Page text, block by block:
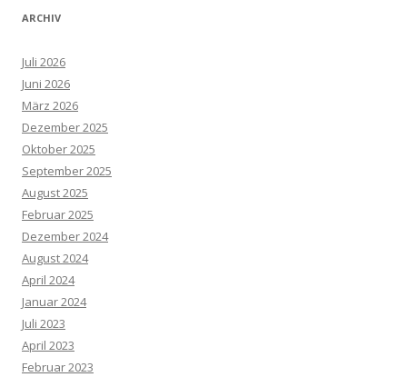
ARCHIV
Juli 2026
Juni 2026
März 2026
Dezember 2025
Oktober 2025
September 2025
August 2025
Februar 2025
Dezember 2024
August 2024
April 2024
Januar 2024
Juli 2023
April 2023
Februar 2023